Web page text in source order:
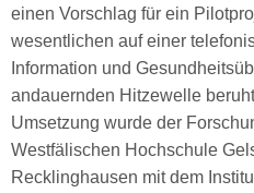
einen Vorschlag für ein
wesentlichen auf einer
Information und
andauernden Hitzewelle
Umsetzung wurde der
Westfälischen Hochschule
Recklinghausen mit dem